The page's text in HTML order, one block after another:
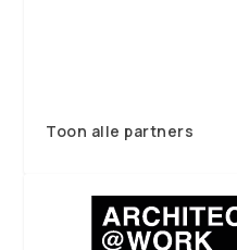
Toon alle partners